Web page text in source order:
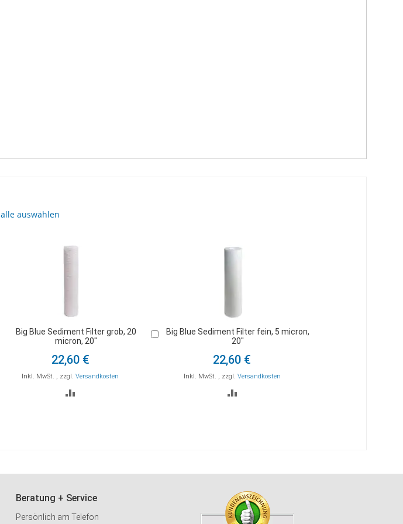
alle auswählen
Big Blue Sediment Filter grob, 20
micron, 20''
22,60 €
Inkl. MwSt. , zzgl.Versandkosten
Big Blue Sediment Filter fein, 5 micron,
20''
22,60 €
Inkl. MwSt. , zzgl. Versandkosten
In
ZUR
Beratung + Service
Persönlich am Telefon